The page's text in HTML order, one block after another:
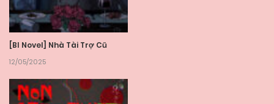
[Bl Novel] Nhà Tài Trợ Cũ
12/05/2025